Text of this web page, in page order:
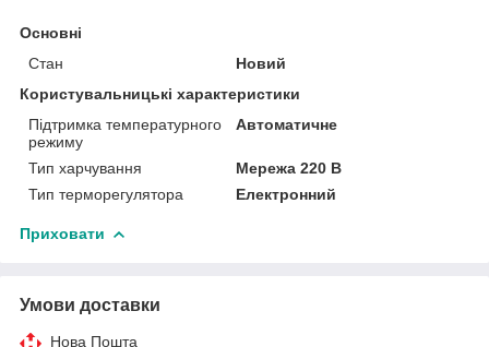
Основні
Стан
Новий
Користувальницькі характеристики
Підтримка температурного
режиму
Автоматичне
Тип харчування
Мережа 220 В
Тип терморегулятора
Електронний
Приховати
Умови доставки
Нова Пошта